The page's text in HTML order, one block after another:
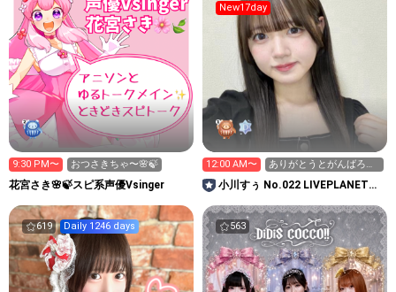
9:30 PM〜 おつさきちゃ〜🌸🍃
花宮さき🌸🍃スピ系声優Vsinger
New17day
12:00 AM〜
ありがとうとがんばろう
の会
小川すぅ No.022 LIVEPLANET新
619 Daily 1246 days 563